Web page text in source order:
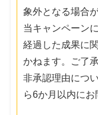
象外となる場合
当キャンペーン
経過した成果に
かねます。ご了
非承認理由につ
ら6か月以内にお